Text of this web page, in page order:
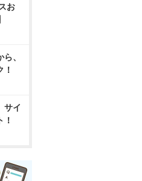
お
、
！
サイ
！